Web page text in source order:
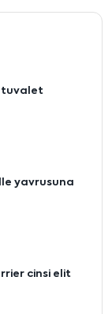
tuvalet
yavrusuna
cinsi elit